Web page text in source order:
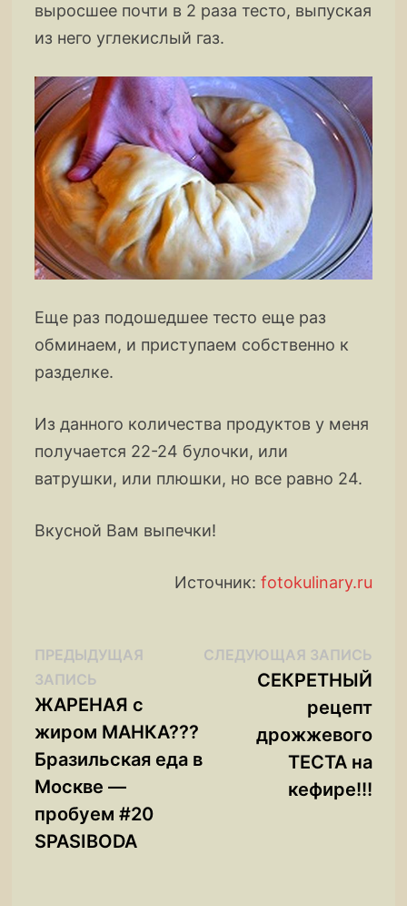
выросшее почти в 2 раза тесто, выпуская
из него углекислый газ.
Еще раз подошедшее тесто еще раз
обминаем, и приступаем собственно к
разделке.
Из данного количества продуктов у меня
получается 22-24 булочки, или
ватрушки, или плюшки, но все равно 24.
Вкусной Вам выпечки!
Источник:fotokulinary.ru
Навигация
по
записям
ПРЕДЫДУЩАЯ
ЗАПИСЬ
запись:
ЖАРЕНАЯ с
жиром МАНКА???
Бразильская еда в
Москве —
пробуем #20
SPASIBODA
СЛЕДУЮЩАЯ ЗАПИСЬ
СЕКРЕТНЫЙ
рецепт
дрожжевого
ТЕСТА на
кефире!!!